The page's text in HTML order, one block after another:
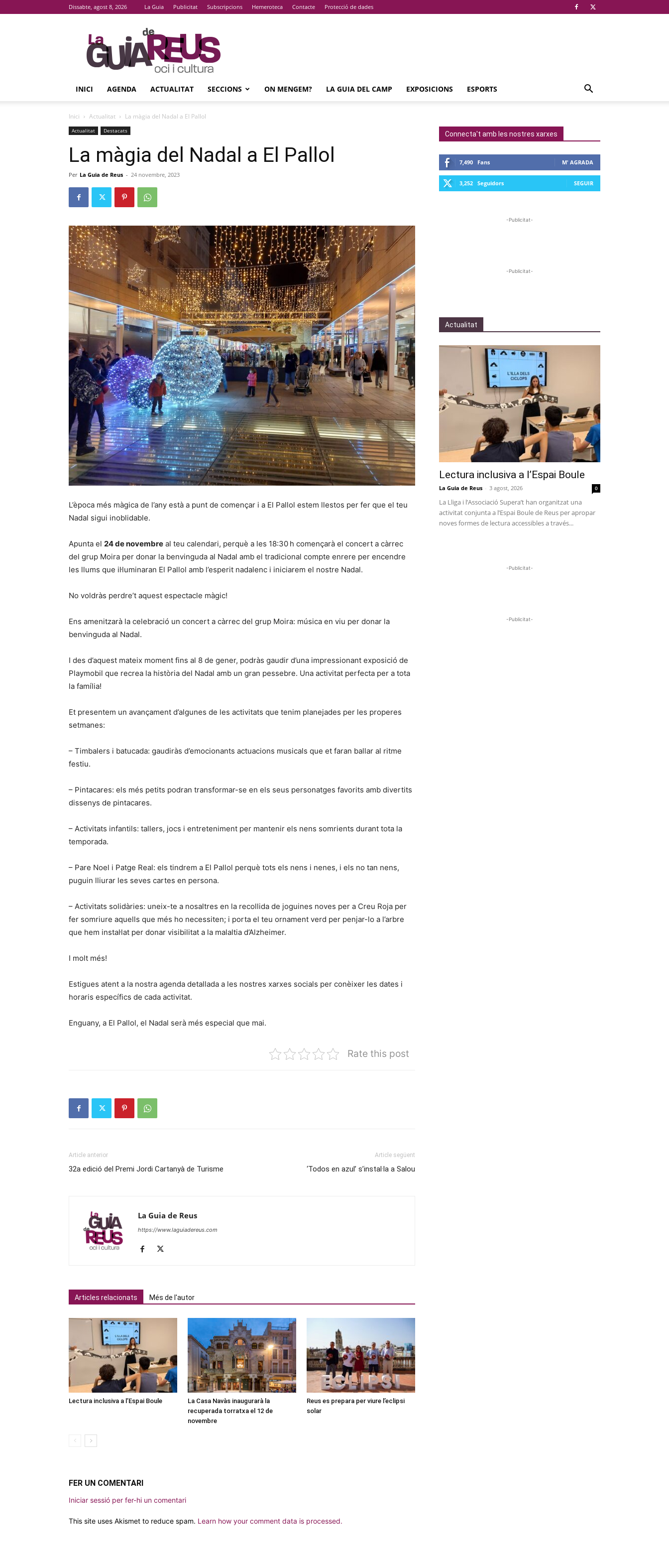
Dissabte, agost 8, 2026 La Guia Publicitat Subscripcions Hemeroteca Contacte Protecció de dades
La
Guia
De
Reus
INICI AGENDA ACTUALITAT SECCIONS ON MENGEM? LA GUIA DEL CAMP EXPOSICIONS ESPORTS
Inici Actualitat La màgia del Nadal a El Pallol
Actualitat Destacats
La màgia del Nadal a El Pallol
Per La Guia de Reus - 24 novembre, 2023
L’època més màgica de l’any està a punt de començar i a El Pallol estem llestos per fer que el teu
Nadal sigui inoblidable.
Apunta el 24 de novembre al teu calendari, perquè a les 18:30 h començarà el concert a càrrec
del grup Moira per donar la benvinguda al Nadal amb el tradicional compte enrere per encendre
les llums que il·luminaran El Pallol amb l’esperit nadalenc i iniciarem el nostre Nadal.
No voldràs perdre’t aquest espectacle màgic!
Ens amenitzarà la celebració un concert a càrrec del grup Moira: música en viu per donar la
benvinguda al Nadal.
I des d’aquest mateix moment fins al 8 de gener, podràs gaudir d’una impressionant exposició de
Playmobil que recrea la història del Nadal amb un gran pessebre. Una activitat perfecta per a tota
la família!
Et presentem un avançament d’algunes de les activitats que tenim planejades per les properes
setmanes:
– Timbalers i batucada: gaudiràs d’emocionants actuacions musicals que et faran ballar al ritme
festiu.
– Pintacares: els més petits podran transformar-se en els seus personatges favorits amb divertits
dissenys de pintacares.
– Activitats infantils: tallers, jocs i entreteniment per mantenir els nens somrients durant tota la
temporada.
– Pare Noel i Patge Real: els tindrem a El Pallol perquè tots els nens i nenes, i els no tan nens,
puguin lliurar les seves cartes en persona.
– Activitats solidàries: uneix-te a nosaltres en la recollida de joguines noves per a Creu Roja per
fer somriure aquells que més ho necessiten; i porta el teu ornament verd per penjar-lo a l’arbre
que hem instal·lat per donar visibilitat a la malaltia d’Alzheimer.
I molt més!
Estigues atent a la nostra agenda detallada a les nostres xarxes socials per conèixer les dates i
horaris específics de cada activitat.
Enguany, a El Pallol, el Nadal serà més especial que mai.
Rate this post
Article anterior
32a edició del Premi Jordi Cartanyà de Turisme
Article següent
‘Todos en azul’ s’instal·la a Salou
La Guia de Reus
https://www.laguiadereus.com
Articles relacionats Més de l'autor
Lectura inclusiva a l’Espai Boule
La Casa Navàs inaugurarà la
recuperada torratxa el 12 de
novembre
Reus es prepara per viure l’eclipsi
solar
FER UN COMENTARI
Iniciar sessió per fer-hi un comentari
This site uses Akismet to reduce spam. Learn how your comment data is processed.
Connecta't amb les nostres xarxes
7,490 Fans M' AGRADA
3,252 Seguidors SEGUIR
-Publicitat-
-Publicitat-
Actualitat
Lectura inclusiva a l’Espai Boule
La Guia de Reus - 3 agost, 2026 0
La Lliga i l’Associació Supera’t han organitzat una
activitat conjunta a l’Espai Boule de Reus per apropar
noves formes de lectura accessibles a través...
-Publicitat-
-Publicitat-